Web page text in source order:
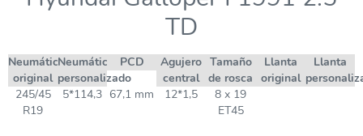
TD
Neumático
original
Neumático
personalizado
PCD
Agujero
central
Tamaño
de rosca
Llanta
original
Llanta
245/45
R19
5*114,3 67,1 mm 12*1,5
8 x 19
ET45